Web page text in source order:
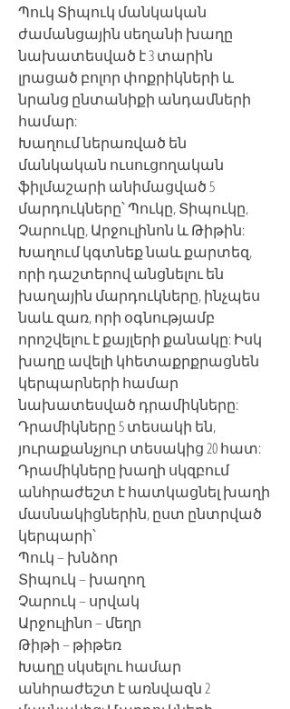
Պուկ Տիպուկ մանկական
ժամանցային սեղանի խաղը
նախատեսված է 3 տարին
լրացած բոլոր փոքրիկների և
նրանց ընտանիքի անդամների
համար:
Խաղում ներառված են
մանկական ուսուցողական
ֆիլմաշարի անիմացված 5
մարդուկները՝ Պուկը, Տիպուկը,
Չարուկը, Արջուլինոն և Թիթին:
Խաղում կգտնեք նաև քարտեզ,
որի դաշտերով անցնելու են
խաղային մարդուկները, ինչպես
նաև զառ, որի օգնությամբ
որոշվելու է քայլերի քանակը: Իսկ
խաղը ավելի կհետաքրքրացնեն
կերպարների համար
նախատեսված դրամիկները:
Դրամիկները 5 տեսակի են,
յուրաքանչյուր տեսակից 20 հատ:
Դրամիկները խաղի սկզբում
անհրաժեշտ է հատկացնել խաղի
մասնակիցներին, ըստ ընտրված
կերպարի՝
Պուկ – խնձոր
Տիպուկ – խաղող
Չարուկ – սրվակ
Արջուլինո – մեղր
Թիթի – թիթեռ
Խաղը սկսելու համար
անհրաժեշտ է առնվազն 2